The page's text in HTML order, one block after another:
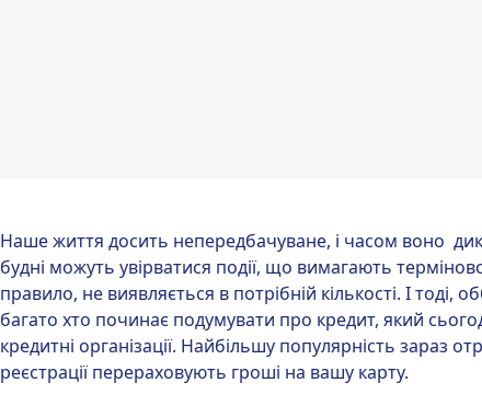
Наше життя досить непередбачуване, і часом воно
будні можуть увірватися події, що вимагають
правило, не виявляється в потрібній кількості. І тоді,
багато хто починає подумувати про кредит, який
кредитні організації. Найбільшу популярність зараз
реєстрації перераховують гроші на вашу карту.